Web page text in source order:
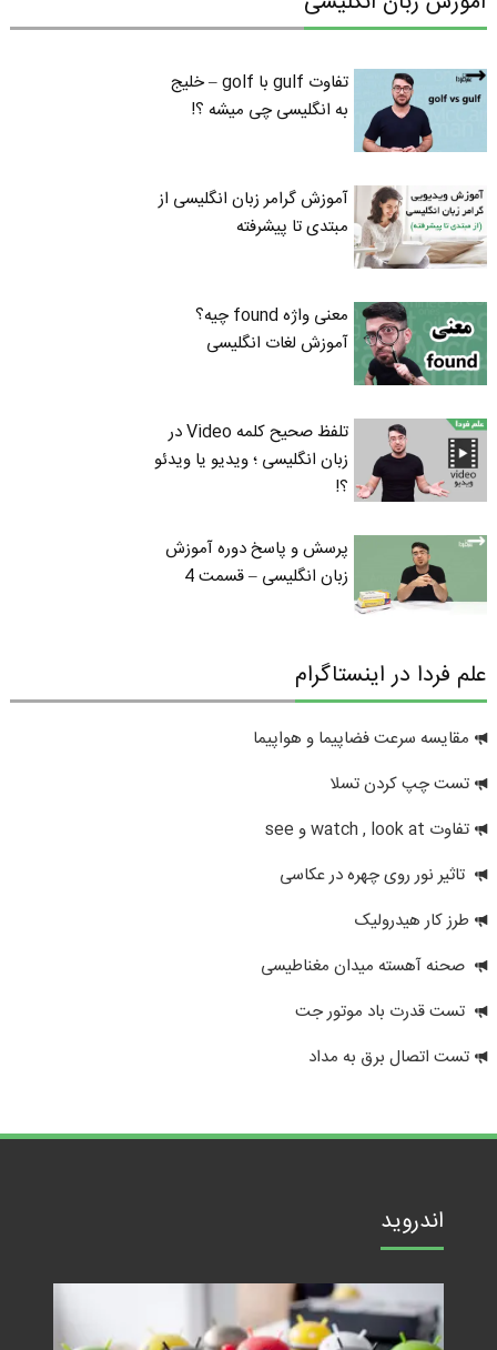
تفاوت gulf با golf – خلیج
به انگلیسی چی میشه ؟!
آموزش گرامر زبان انگلیسی از
مبتدی تا پیشرفته
معنی واژه found چیه؟
آموزش لغات انگلیسی
تلفظ صحیح کلمه Video در
زبان انگلیسی ؛ ویدیو یا ویدئو
؟!
پرسش و پاسخ دوره آموزش
زبان انگلیسی – قسمت 4
علم فردا در اینستاگرام
مقایسه سرعت فضاپیما و هواپیما
تست چپ کردن تسلا
تفاوت watch , look at و see
تاثیر نور روی چهره در عکاسی
طرز کار هیدرولیک
صحنه آهسته میدان مغناطیسی
تست قدرت باد موتور جت
تست اتصال برق به مداد
اندروید